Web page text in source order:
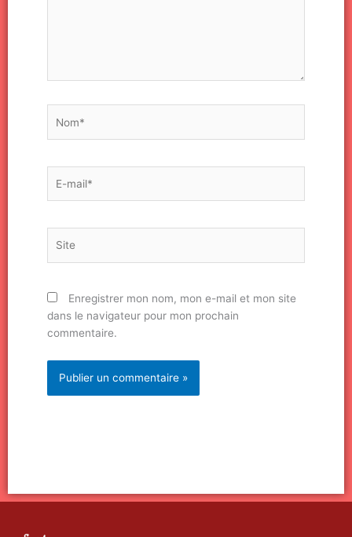
mail*
Enregistrer mon nom, mon e-mail et mon site
dans le navigateur pour mon prochain
commentaire.